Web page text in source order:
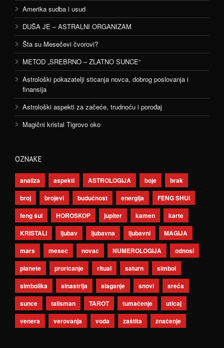
Amerika sudba i usud
DUŠA JE – ASTRALNI ORGANIZAM
Šta su Mesečevi čvorovi?
METOD „SREBRNO – ZLATNO SUNCE“
Astrološki pokazatelji sticanja novca, dobrog poslovanja i
finansija
Astrološki aspekti za začeće, trudnoću i porođaj
Magični kristal Tigrovo oko
OZNAKE
analiza aspekti ASTROLOGIJA boje
brak
broj
brojevi budućnost energija
FENG SHUI
feng šui
HOROSKOP jupiter kamen
karte
KRISTALI
ljubav ljubavna ljubavni
MAGIJA
mars
mesec novac NUMEROLOGIJA
odnosi
planete
proricanje ritual saturn
simbol
simbolika
sinastrija slaganje snovi
sreća
sunce
talisman TAROT tumačenje
uticaj
venera
verovanja voda zaštita značenje